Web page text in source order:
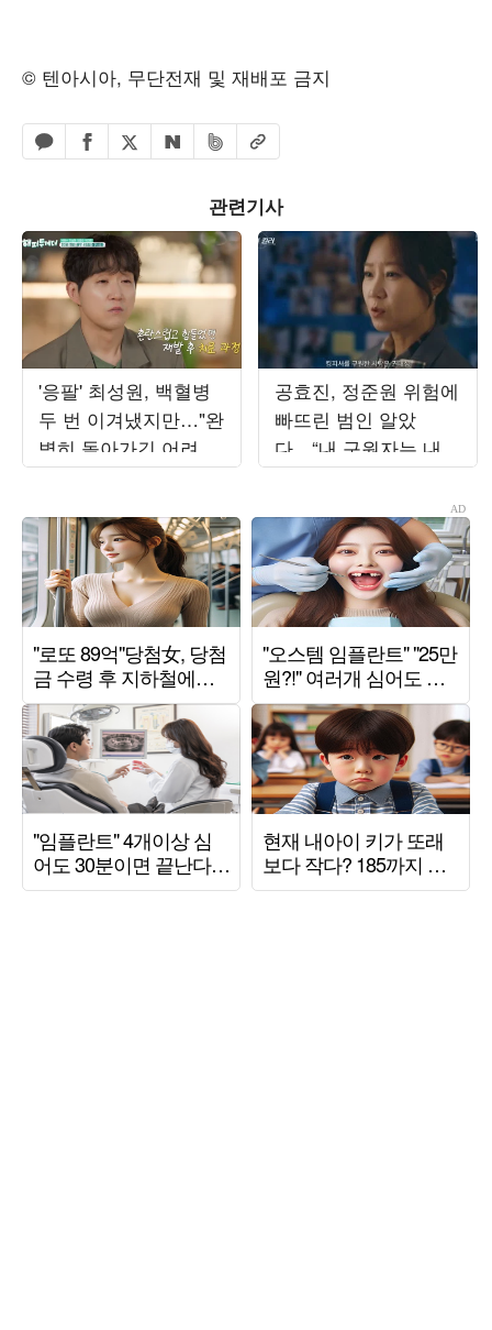
© 텐아시아, 무단전재 및 재배포 금지
카카오톡 공유하기
페이스북 공유하기
엑스 공유하기
네이버 공유하기
밴드 공유하기
URL복사
관련기사
'응팔' 최성원, 백혈병
두 번 이겨냈지만…"완
벽히 돌아가긴 어려워"
('해투')
공효진, 정준원 위험에
빠뜨린 범인 알았
다…“내 구원자는 내
남편” (‘유부녀 킬러’)